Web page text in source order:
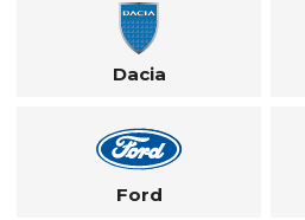
Dacia
Ford